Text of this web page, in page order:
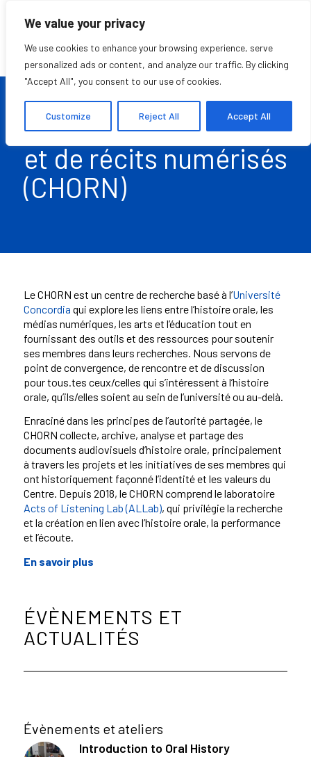
We value your privacy
We use cookies to enhance your browsing experience, serve
personalized ads or content, and analyze our traffic. By clicking
"Accept All", you consent to our use of cookies.
Customize Reject All Accept All
Centre d’histoire orale
et de récits numérisés
(CHORN)
Le CHORN est un centre de recherche basé à l’Université
Concordia qui explore les liens entre l’histoire orale, les
médias numériques, les arts et l’éducation tout en
fournissant des outils et des ressources pour soutenir
ses membres dans leurs recherches. Nous servons de
point de convergence, de rencontre et de discussion
pour tous.tes ceux/celles qui s’intéressent à l’histoire
orale, qu’ils/elles soient au sein de l’université ou au-delà.
Enraciné dans les principes de l’autorité partagée, le
CHORN collecte, archive, analyse et partage des
documents audiovisuels d’histoire orale, principalement
à travers les projets et les initiatives de ses membres qui
ont historiquement façonné l’identité et les valeurs du
Centre. Depuis 2018, le CHORN comprend le laboratoire
Acts of Listening Lab (ALLab), qui privilégie la recherche
et la création en lien avec l’histoire orale, la performance
et l’écoute.
En savoir plus
ÉVÈNEMENTS ET
ACTUALITÉS
Évènements et ateliers
Introduction to Oral History